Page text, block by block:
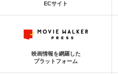
ECサイト
映画情報を網羅した
プラットフォーム